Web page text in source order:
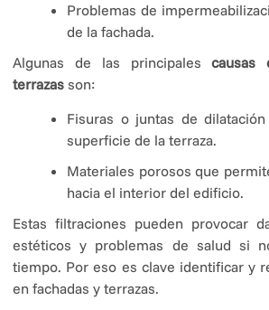
Problemas de
de la fachada.
Algunas de las principales causas
terrazas son:
Fisuras o juntas de
superficie de la terraza.
Materiales porosos que
hacia el interior del edificio.
Estas filtraciones pueden provocar
estéticos y problemas de salud si
tiempo. Por eso es clave identificar y
en fachadas y terrazas.